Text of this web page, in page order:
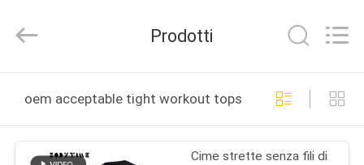
PRODOTTI
Fumao
Technology
All
Prodotti
oem acceptable tight workout tops produzione online
Cime strette senza fili di